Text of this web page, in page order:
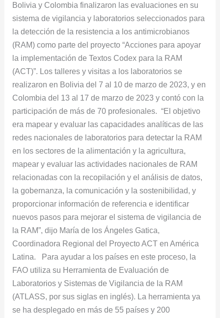
Bolivia y Colombia finalizaron las evaluaciones en su
sistema de vigilancia y laboratorios seleccionados para
la detección de la resistencia a los antimicrobianos
(RAM) como parte del proyecto “Acciones para apoyar
la implementación de Textos Codex para la RAM
(ACT)”. Los talleres y visitas a los laboratorios se
realizaron en Bolivia del 7 al 10 de marzo de 2023, y en
Colombia del 13 al 17 de marzo de 2023 y contó con la
participación de más de 70 profesionales. “El objetivo
era mapear y evaluar las capacidades analíticas de las
redes nacionales de laboratorios para detectar la RAM
en los sectores de la alimentación y la agricultura,
mapear y evaluar las actividades nacionales de RAM
relacionadas con la recopilación y el análisis de datos,
la gobernanza, la comunicación y la sostenibilidad, y
proporcionar información de referencia e identificar
nuevos pasos para mejorar el sistema de vigilancia de
la RAM”, dijo María de los Ángeles Gatica,
Coordinadora Regional del Proyecto ACT en América
Latina. Para ayudar a los países en este proceso, la
FAO utiliza su Herramienta de Evaluación de
Laboratorios y Sistemas de Vigilancia de la RAM
(ATLASS, por sus siglas en inglés). La herramienta ya
se ha desplegado en más de 55 países y 200
evaluación
de
la
vigilancia
para
la
resistencia
a
los
antimicrobianos